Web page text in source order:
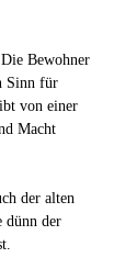
Bewohner
Sinn für
von einer
Macht
der alten
dünn der